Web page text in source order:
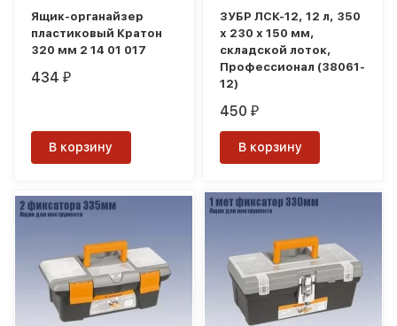
Ящик-органайзер
пластиковый Кратон
320 мм 2 14 01 017
434₽
В корзину
ЗУБР ЛСК-12, 12 л, 350
х 230 х 150 мм,
складской лоток,
Профессионал (38061-
12)
450₽
В корзину